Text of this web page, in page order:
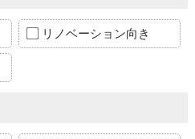
リノベーション向き